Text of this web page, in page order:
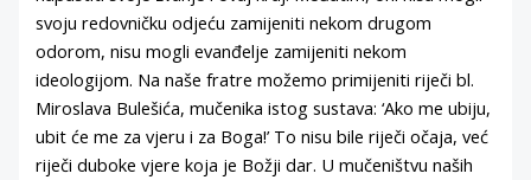
svoju redovničku odjeću zamijeniti nekom drugom
odorom, nisu mogli evanđelje zamijeniti nekom
ideologijom. Na naše fratre možemo primijeniti riječi bl.
Miroslava Bulešića, mučenika istog sustava: ‘Ako me ubiju,
ubit će me za vjeru i za Boga!’ To nisu bile riječi očaja, već
riječi duboke vjere koja je Božji dar. U mučeništvu naših